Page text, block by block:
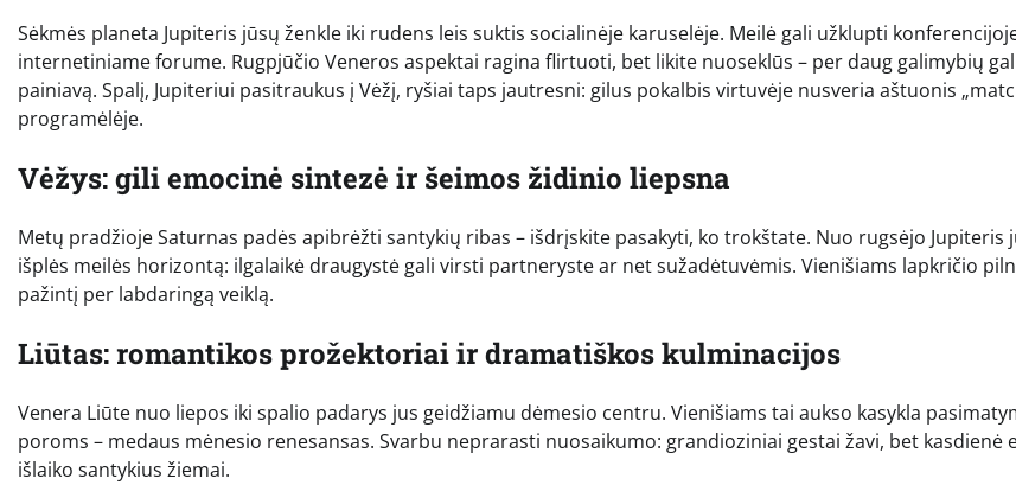
Sėkmės planeta Jupiteris jūsų ženkle iki rudens leis suktis socialinėje karuselėje. Meilė gali užklupti
internetiniame forume. Rugpjūčio Veneros aspektai ragina flirtuoti, bet likite nuoseklūs – per daug galimybių
painiavą. Spalį, Jupiteriui pasitraukus į Vėžį, ryšiai taps jautresni: gilus pokalbis virtuvėje nusveria aštuonis
programėlėje.
Vėžys: gili emocinė sintezė ir šeimos židinio liepsna
Metų pradžioje Saturnas padės apibrėžti santykių ribas – išdrįskite pasakyti, ko trokštate. Nuo rugsėjo Jupiteris
išplės meilės horizontą: ilgalaikė draugystė gali virsti partneryste ar net sužadėtuvėmis. Vienišiams lapkričio
pažintį per labdaringą veiklą.
Liūtas: romantikos prožektoriai ir dramatiškos kulminacijos
Venera Liūte nuo liepos iki spalio padarys jus geidžiamu dėmesio centru. Vienišiams tai aukso kasykla
poroms – medaus mėnesio renesansas. Svarbu neprarasti nuosaikumo: grandioziniai gestai žavi, bet kasdienė
išlaiko santykius žiemai.